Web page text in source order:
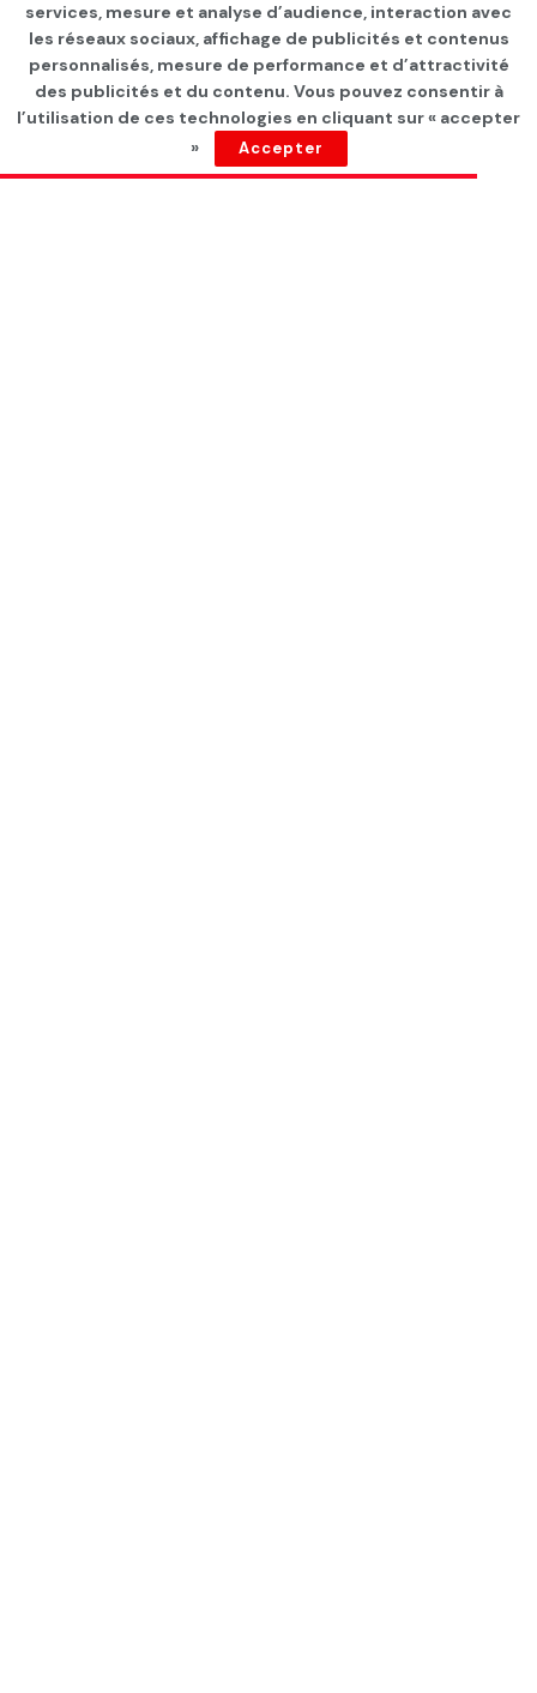
Réception de 20 mille litres
d’oxygène en provenance
d’Italie
services, mesure et analyse d’audience, interaction avec
les réseaux sociaux, affichage de publicités et contenus
personnalisés, mesure de performance et d’attractivité
des publicités et du contenu. Vous pouvez consentir à
l’utilisation de ces technologies en cliquant sur « accepter
»
Accepter